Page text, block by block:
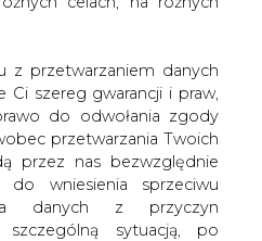
z przetwarzaniem danych
Ci szereg gwarancji i praw,
do odwołania zgody
przetwarzania Twoich
przez nas bezwzględnie
do wniesienia sprzeciwu
danych z przyczyn
sytuacją, po
Polsce w